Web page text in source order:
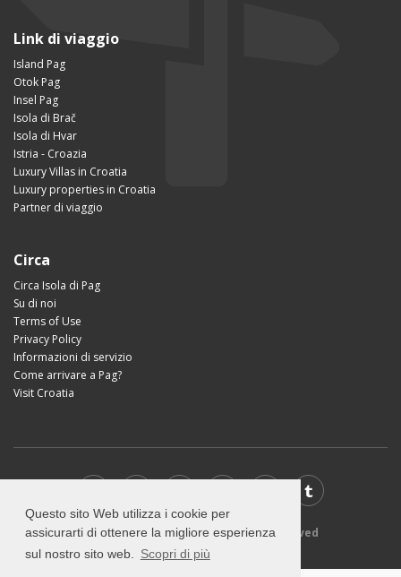
Questo sito Web utilizza i cookie per
assicurarti di ottenere la migliore esperienza
sul nostro sito web.
Scopri di più
Link di viaggio
Island Pag
Otok Pag
Insel Pag
Isola di Brač
Isola di Hvar
Istria - Croazia
Luxury Villas in Croatia
Luxury properties in Croatia
Partner di viaggio
Circa
Circa Isola di Pag
Su di noi
Terms of Use
Privacy Policy
Informazioni di servizio
Come arrivare a Pag?
Visit Croatia
© 2026 Visit-Pag.com - All rights reserved